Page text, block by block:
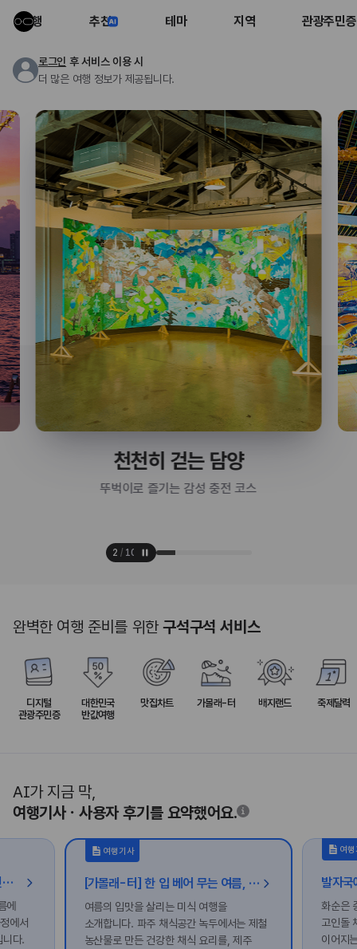
여행 추천 테마 지역 관광주민증
로그인 후 서비스 이용 시
더 많은 여행 정보가 제공됩니다.
천천히 걷는 담양
뚜벅이로 즐기는 감성 충전 코스
2 / 10
완벽한 여행 준비를 위한구석구석 서비스
디지털
관광주민증
대한민국
반값여행
맛집차트 가볼래-터 배지랜드 축제달력
AI가 지금 막,
여행기사ㆍ사용자 후기를 요약했어요.
연꽃과 책, 강바람을 따라 걷는 전주 감성 여행
에
에서
니다.
여행기사
[가볼래-터] 한 입 베어 무는 여름, 입맛 살리는 미식 여행
여름의 입맛을 살리는 미식 여행을
소개합니다. 파주 채식공간 녹두에서는 제철
농산물로 만든 건강한 채식 요리를, 제주
여
화순은
고인돌
이어지